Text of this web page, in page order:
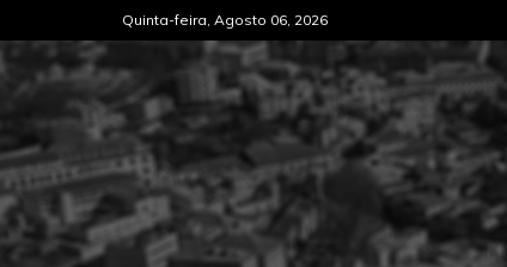
to
content
Quinta-feira, Agosto 06, 2026